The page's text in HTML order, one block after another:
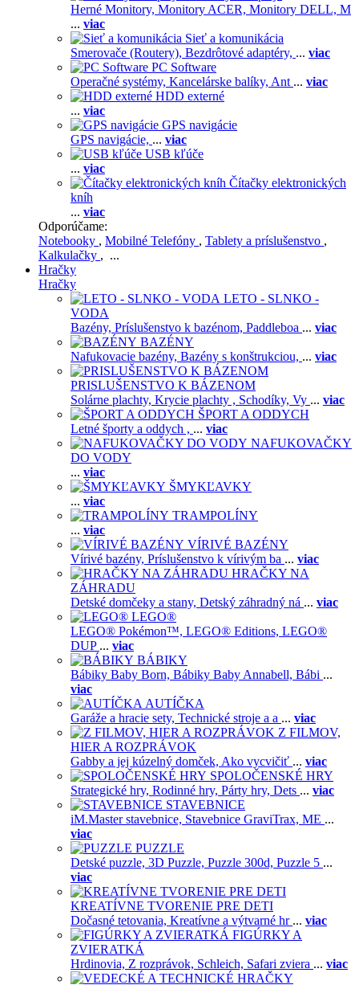
Herné Monitory, Monitory ACER, Monitory DELL, M
... viac
Sieť a komunikácia
Smerovače (Routery), Bezdrôtové adaptéry, ... viac
PC Software
Operačné systémy, Kancelárske balíky, Ant ... viac
HDD externé
... viac
GPS navigácie
GPS navigácie, ... viac
USB kľúče
... viac
Čítačky elektronických
kníh
... viac
Odporúčame:
Notebooky , Mobilné Telefóny , Tablety a príslušenstvo ,
Kalkulačky , ...
Hračky
Hračky
LETO - SLNKO -
VODA
Bazény, Príslušenstvo k bazénom, Paddleboa ... viac
BAZÉNY
Nafukovacie bazény, Bazény s konštrukciou, ... viac
PRISLUŠENSTVO K BÁZENOM
Solárne plachty, Krycie plachty , Schodíky, Vy ... viac
ŠPORT A ODDYCH
Letné športy a oddych , ... viac
NAFUKOVAČKY
DO VODY
... viac
ŠMYKĽAVKY
... viac
TRAMPOLÍNY
... viac
VÍRIVÉ BAZÉNY
Vírivé bazény, Príslušenstvo k vírivým ba ... viac
HRAČKY NA
ZÁHRADU
Detské domčeky a stany, Detský záhradný ná ... viac
LEGO®
LEGO® Pokémon™, LEGO® Editions, LEGO®
DUP ... viac
BÁBIKY
Bábiky Baby Born, Bábiky Baby Annabell, Bábi ...
viac
AUTÍČKA
Garáže a hracie sety, Technické stroje a a ... viac
Z FILMOV,
HIER A ROZPRÁVOK
Gabby a jej kúzelný domček, Ako vycvičiť ... viac
SPOLOČENSKÉ HRY
Strategické hry, Rodinné hry, Párty hry, Dets ... viac
STAVEBNICE
iM.Master stavebnice, Stavebnice GraviTrax, ME ...
viac
PUZZLE
Detské puzzle, 3D Puzzle, Puzzle 300d, Puzzle 5 ...
viac
KREATÍVNE TVORENIE PRE DETI
Dočasné tetovania, Kreatívne a výtvarné hr ... viac
FIGÚRKY A
ZVIERATKÁ
Hrdinovia, Z rozprávok, Schleich, Safari zviera ... viac